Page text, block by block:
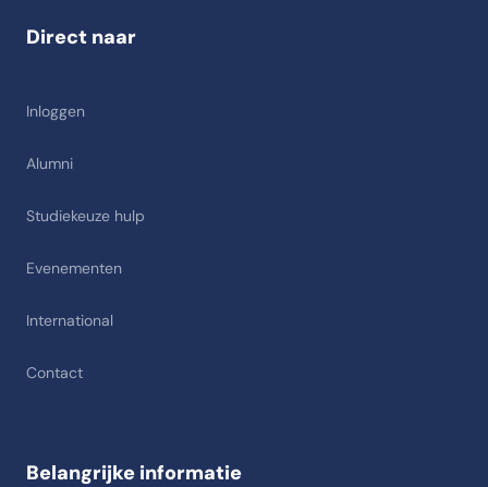
Direct naar
Inloggen
Alumni
Studiekeuze hulp
Evenementen
International
Contact
Belangrijke informatie